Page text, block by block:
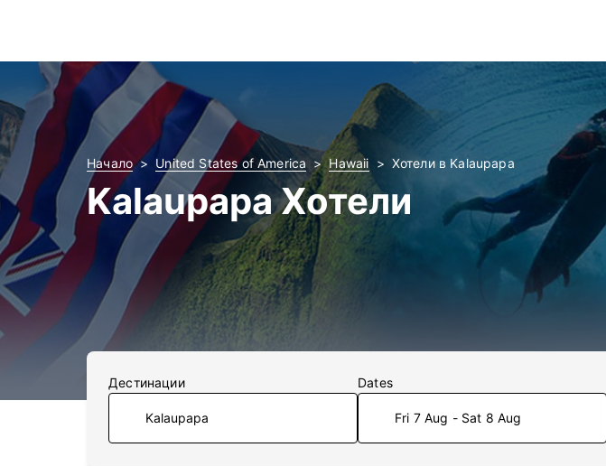
Начало United States of America Hawaii Хотели в Kalaupapa
Kalaupapa Хотели
Дестинации Dates
Fri 7 Aug - Sat 8 Aug